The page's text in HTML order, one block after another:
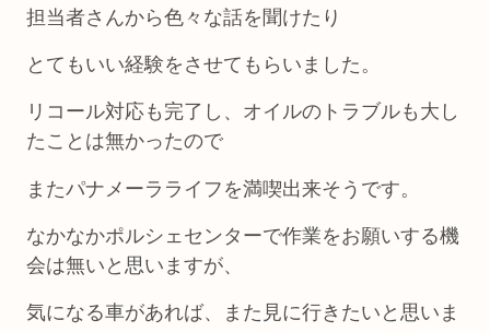
担当者さんから色々な話を聞けたり
とてもいい経験をさせてもらいました。
リコール対応も完了し、オイルのトラブルも大し
たことは無かったので
またパナメーラライフを満喫出来そうです。
なかなかポルシェセンターで作業をお願いする機
会は無いと思いますが、
気になる車があれば、また見に行きたいと思いま